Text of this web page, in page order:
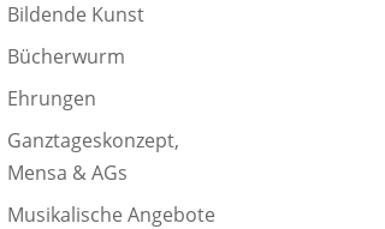
Bildende Kunst
Bücherwurm
Ehrungen
Ganztageskonzept,
Mensa & AGs
Musikalische Angebote